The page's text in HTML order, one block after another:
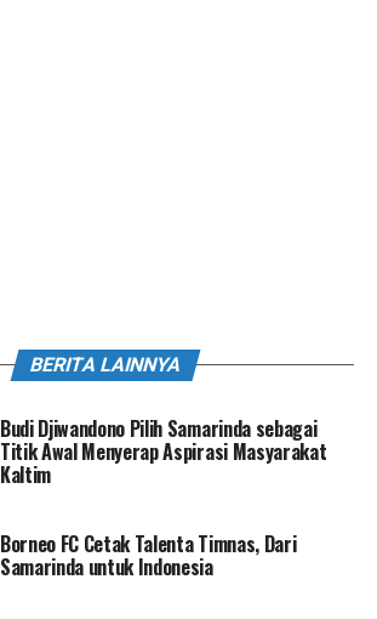
BERITA LAINNYA
Budi Djiwandono Pilih Samarinda sebagai
Titik Awal Menyerap Aspirasi Masyarakat
Kaltim
Borneo FC Cetak Talenta Timnas, Dari
Samarinda untuk Indonesia